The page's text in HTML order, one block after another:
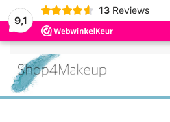
9,1
13 Reviews
Terug naar hoofdinhoud